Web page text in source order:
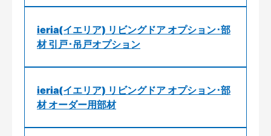
ieria(イエリア) リビングドア オプション･部
材 引戸･吊戸オプション
ieria(イエリア) リビングドア オプション･部
材 オーダー用部材